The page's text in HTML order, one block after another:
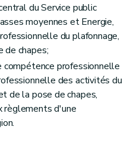
du Service public
moyennes et Energie,
du plafonnage,
de chapes;
compétence professionnelle
des activités du
de la pose de chapes,
règlements d'une